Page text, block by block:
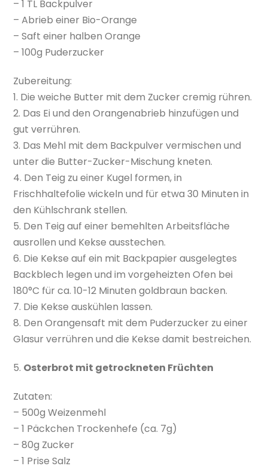
– 1 TL Backpulver
– Abrieb einer Bio-Orange
– Saft einer halben Orange
– 100g Puderzucker
Zubereitung:
1. Die weiche Butter mit dem Zucker cremig rühren.
2. Das Ei und den Orangenabrieb hinzufügen und
gut verrühren.
3. Das Mehl mit dem Backpulver vermischen und
unter die Butter-Zucker-Mischung kneten.
4. Den Teig zu einer Kugel formen, in
Frischhaltefolie wickeln und für etwa 30 Minuten in
den Kühlschrank stellen.
5. Den Teig auf einer bemehlten Arbeitsfläche
ausrollen und Kekse ausstechen.
6. Die Kekse auf ein mit Backpapier ausgelegtes
Backblech legen und im vorgeheizten Ofen bei
180°C für ca. 10-12 Minuten goldbraun backen.
7. Die Kekse auskühlen lassen.
8. Den Orangensaft mit dem Puderzucker zu einer
Glasur verrühren und die Kekse damit bestreichen.
5. Osterbrot mit getrockneten Früchten
Zutaten:
– 500g Weizenmehl
– 1 Päckchen Trockenhefe (ca. 7g)
– 80g Zucker
– 1 Prise Salz